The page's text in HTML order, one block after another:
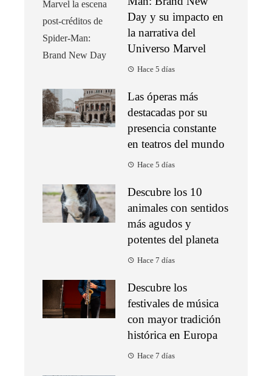
Day y su impacto en
la narrativa del
Universo Marvel
Hace 5 días
Las óperas más
destacadas por su
presencia constante
en teatros del mundo
Hace 5 días
Descubre los 10
animales con sentidos
más agudos y
potentes del planeta
Hace 7 días
Descubre los
festivales de música
con mayor tradición
histórica en Europa
Hace 7 días